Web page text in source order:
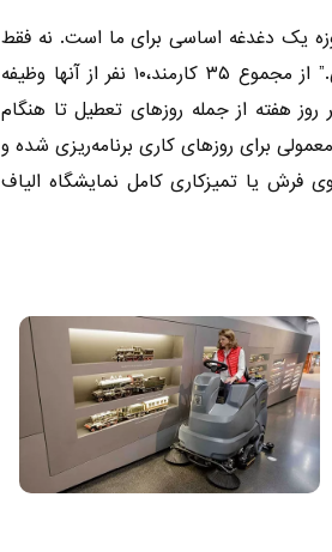
یک دغدغه اساسی برای ما است. نه فقط
به خاطر زیبایی ظاهری آن، بلکه به دلایل فنی.” از مجموع ۳۵ کارمند،۱۰ نفر از آنها وظیفه
روز هفته از جمله روزهای تعطیل تا هنگام
برای روزهای کاری برنامه‌ریزی شده و
فرش یا تمیزکاری کامل نمایشگاه الیاف